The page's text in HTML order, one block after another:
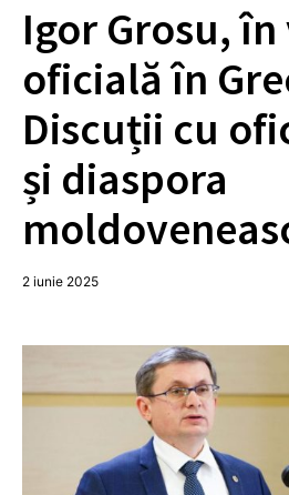
Igor Grosu,
oficială în
Discuții cu
și diaspora
2 iunie 2025